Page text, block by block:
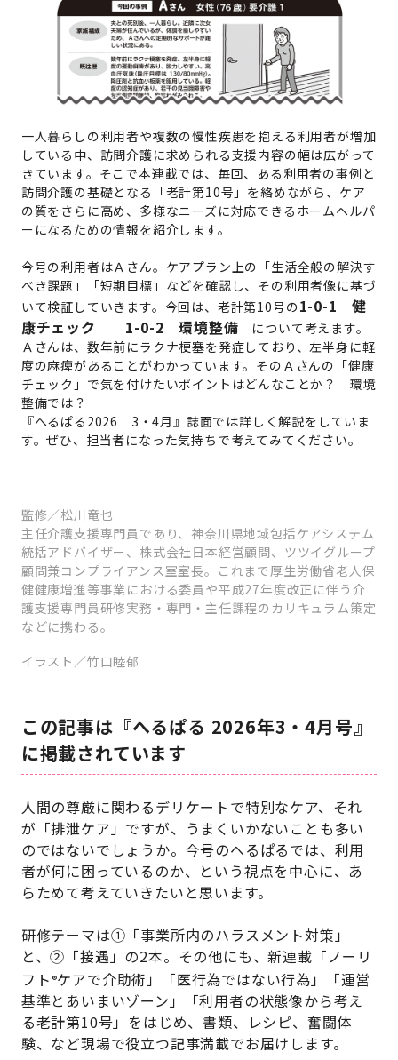
一人暮らしの利用者や複数の慢性疾患を抱える利用者が増加
している中、訪問介護に求められる支援内容の幅は広がって
きています。そこで本連載では、毎回、ある利用者の事例と
訪問介護の基礎となる「老計第10号」を絡めながら、ケア
の質をさらに高め、多様なニーズに対応できるホームヘルパ
ーになるための情報を紹介します。
今号の利用者はＡさん。ケアプラン上の「生活全般の解決す
べき課題」「短期目標」などを確認し、その利用者像に基づ
いて検証していきます。今回は、老計第10号の1-0-1 健
康チェック 1-0-2 環境整備 について考えます。
Ａさんは、数年前にラクナ梗塞を発症しており、左半身に軽
度の麻痺があることがわかっています。そのＡさんの「健康
チェック」で気を付けたいポイントはどんなことか？ 環境
整備では？
『へるぱる2026 3・4月』誌面では詳しく解説をしていま
す。ぜひ、担当者になった気持ちで考えてみてください。
監修／松川竜也
主任介護支援専門員であり、神奈川県地域包括ケアシステム
統括アドバイザー、株式会社日本経営顧問、ツツイグループ
顧問兼コンプライアンス室室長。これまで厚生労働省老人保
健健康増進等事業における委員や平成27年度改正に伴う介
護支援専門員研修実務・専門・主任課程のカリキュラム策定
などに携わる。
イラスト／竹口睦郁
この記事は『へるぱる 2026年3・4月号』
に掲載されています
人間の尊厳に関わるデリケートで特別なケア、それ
が「排泄ケア」ですが、うまくいかないことも多い
のではないでしょうか。今号のへるぱるでは、利用
者が何に困っているのか、という視点を中心に、あ
らためて考えていきたいと思います。
研修テーマは①「事業所内のハラスメント対策」
と、②「接遇」の2本。その他にも、新連載「ノーリ
フト ®ケアで介助術」「医行為ではない行為」「運営
基準とあいまいゾーン」「利用者の状態像から考え
る老計第10号」をはじめ、書類、レシピ、奮闘体
験、など現場で役立つ記事満載でお届けします。